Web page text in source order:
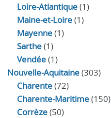
Loire-Atlantique(1)
Maine-et-Loire(1)
Mayenne(1)
Sarthe(1)
Vendée(1)
Nouvelle-Aquitaine(303)
Charente(72)
Charente-Maritime(150)
Corrèze(50)